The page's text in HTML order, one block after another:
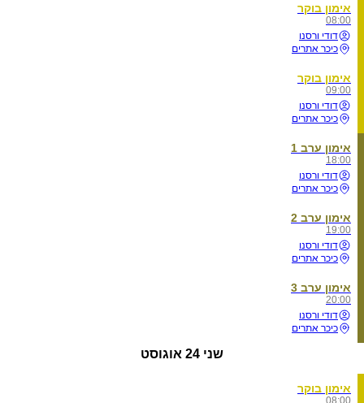
אימון בוקר
08:00
דודי ורסנו
כיכר אתרים
אימון בוקר
09:00
דודי ורסנו
כיכר אתרים
אימון ערב 1
18:00
דודי ורסנו
כיכר אתרים
אימון ערב 2
19:00
דודי ורסנו
כיכר אתרים
אימון ערב 3
20:00
דודי ורסנו
כיכר אתרים
שני 24 אוגוסט
אימון בוקר
08:00